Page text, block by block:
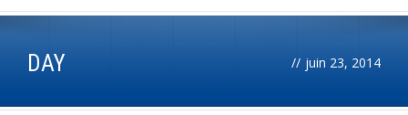
DAY // juin 23, 2014